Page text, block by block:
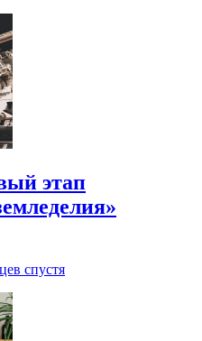
этап
спустя